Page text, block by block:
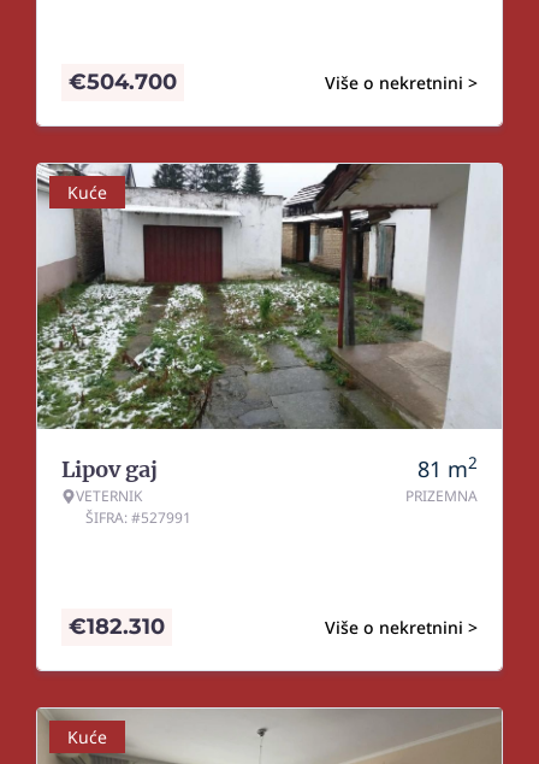
Više o nekretnini >
€504.700
Kuće
Lipov gaj
VETERNIK
ŠIFRA: #527991
81 m2
PRIZEMNA
Više o nekretnini >
€182.310
Kuće